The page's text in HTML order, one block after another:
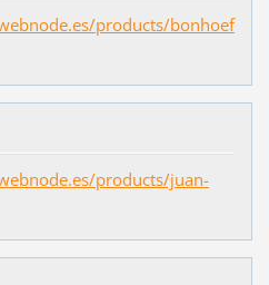
products/bonhoef
products/juan-